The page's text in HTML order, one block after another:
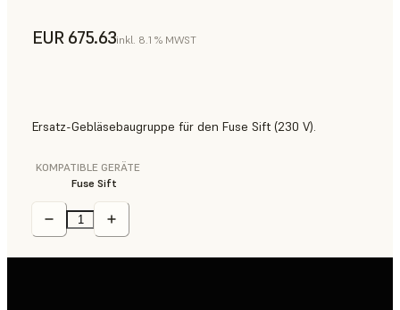
EUR 675.63inkl. 8.1 % MWST
Ersatz-Gebläsebaugruppe für den Fuse Sift (230 V).
KOMPATIBLE GERÄTE
Fuse Sift